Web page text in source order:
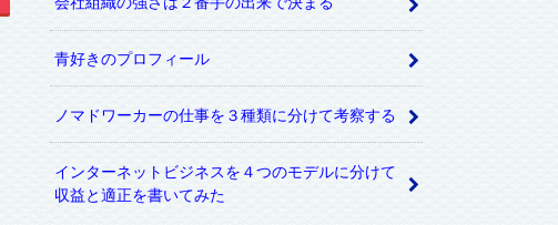
青好きのプロフィール
ノマドワーカーの仕事を３種類に分けて考察する
インターネットビジネスを４つのモデルに分けて
収益と適正を書いてみた